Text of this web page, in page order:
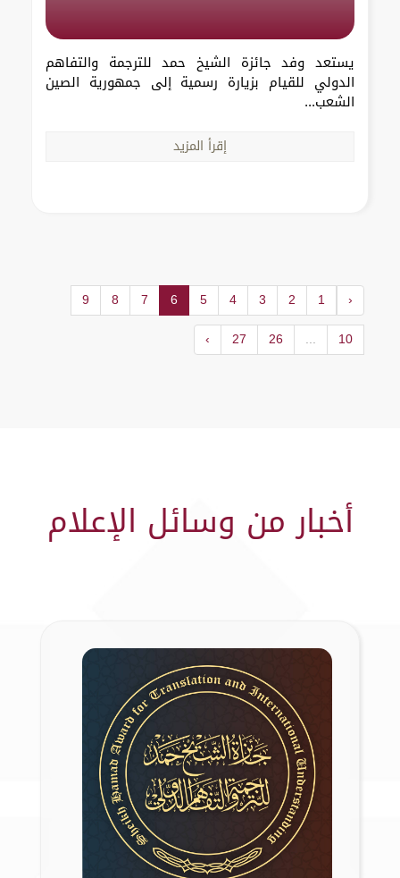
يستعد وفد جائزة الشيخ حمد للترجمة والتفاهم
الدولي للقيام بزيارة رسمية إلى جمهورية الصين
الشعب...
إقرأ المزيد
‹
1
2
3
4
5
6
7
8
9
10
...
26
27
›
أخبار من وسائل الإعلام